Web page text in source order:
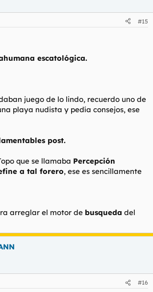
#15
escatológica.
juego de lo lindo, recuerdo uno de
playa nudista y pedía consejos, ese
post.
que se llamaba Percepción
a tal forero, ese es sencillamente
arreglar el motor de busqueda del
#16